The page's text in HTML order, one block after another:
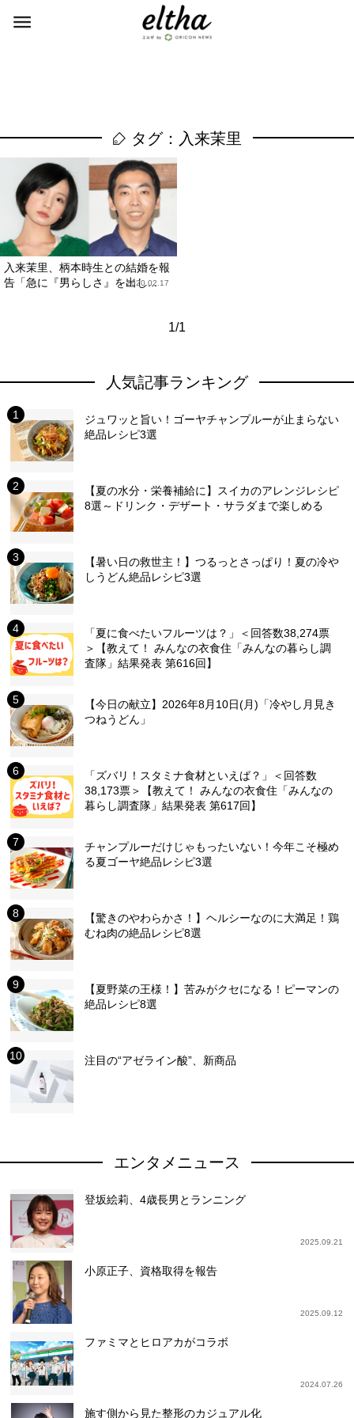
タグ：入来茉里
入来茉里、柄本時生との結婚を報
告「急に『男らしさ』を出し...
2020.02.17
1/1
人気記事ランキング
ジュワッと旨い！ゴーヤチャンプルーが止まらない
絶品レシピ3選
【夏の水分・栄養補給に】スイカのアレンジレシピ
8選～ドリンク・デザート・サラダまで楽しめる
【暑い日の救世主！】つるっとさっぱり！夏の冷や
しうどん絶品レシピ3選
「夏に食べたいフルーツは？」＜回答数38,274票
＞【教えて！ みんなの衣食住「みんなの暮らし調
査隊」結果発表 第616回】
【今日の献立】2026年8月10日(月)「冷やし月見き
つねうどん」
「ズバリ！スタミナ食材といえば？」＜回答数
38,173票＞【教えて！ みんなの衣食住「みんなの
暮らし調査隊」結果発表 第617回】
チャンプルーだけじゃもったいない！今年こそ極め
る夏ゴーヤ絶品レシピ3選
【驚きのやわらかさ！】ヘルシーなのに大満足！鶏
むね肉の絶品レシピ8選
【夏野菜の王様！】苦みがクセになる！ピーマンの
絶品レシピ8選
注目の“アゼライン酸”、新商品
エンタメニュース
登坂絵莉、4歳長男とランニング
2025.09.21
小原正子、資格取得を報告
2025.09.12
ファミマとヒロアカがコラボ
2024.07.26
施す側から見た整形のカジュアル化